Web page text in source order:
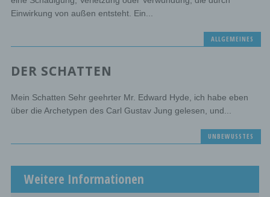
Einwirkung von außen entsteht. Ein...
ALLGEMEINES
DER SCHATTEN
Mein Schatten Sehr geehrter Mr. Edward Hyde, ich habe eben
über die Archetypen des Carl Gustav Jung gelesen, und...
UNBEWUSSTES
Weitere Informationen